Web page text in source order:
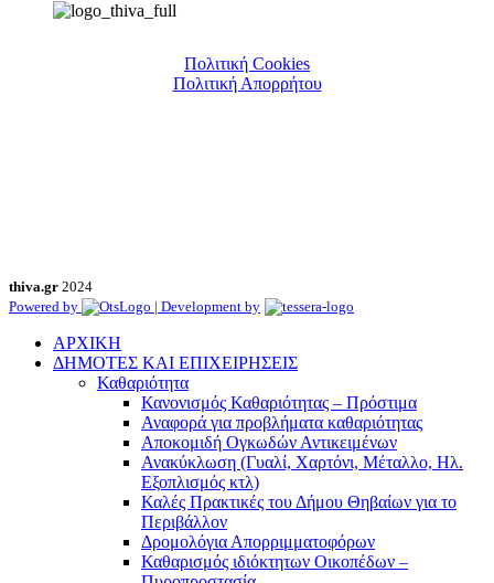
Πολιτική Cookies
Πολιτική Απορρήτου
thiva.gr 2024
Powered by
| Development by
ΑΡΧΙΚΗ
ΔΗΜΟΤΕΣ ΚΑΙ ΕΠΙΧΕΙΡΗΣΕΙΣ
Καθαριότητα
Κανονισμός Καθαριότητας – Πρόστιμα
Αναφορά για προβλήματα καθαριότητας
Αποκομιδή Ογκωδών Αντικειμένων
Ανακύκλωση (Γυαλί, Χαρτόνι, Μέταλλο, Ηλ.
Εξοπλισμός κτλ)
Καλές Πρακτικές του Δήμου Θηβαίων για το
Περιβάλλον
Δρομολόγια Απορριμματοφόρων
Καθαρισμός ιδιόκτητων Οικοπέδων –